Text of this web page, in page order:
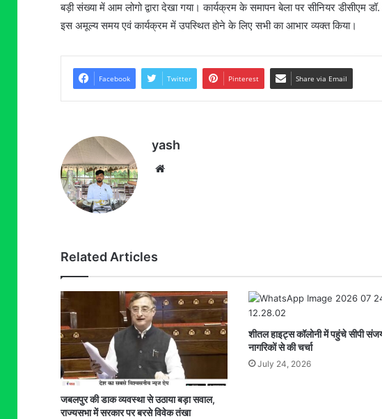
बड़ी संख्या में आम लोगो द्वारा देखा गया। कार्यक्रम के समापन बेला पर सीनियर डीसीएम
इस अमूल्य समय एवं कार्यक्रम में उपस्थित होने के लिए सभी का आभार व्यक्त किया।
Facebook Twitter Pinterest Share via Email
yash
Website
Related Articles
जबलपुर की डाक व्यवस्था से उठाया बड़ा सवाल,
राज्यसभा में सरकार पर बरसे विवेक तंखा
शीतल हाइट्स कॉलोनी में पहुंचे सीपी
नागरिकों से की चर्चा
July 24, 2026